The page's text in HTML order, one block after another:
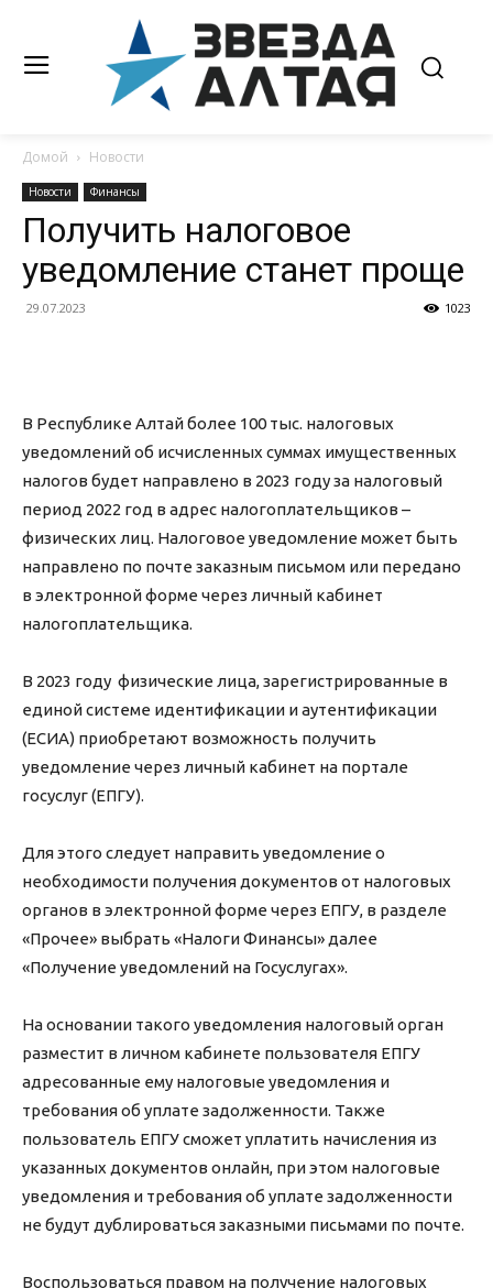
Домой Новости
Новости Финансы
Получить налоговое
уведомление станет проще
29.07.2023 1023
В Республике Алтай более 100 тыс. налоговых
уведомлений об исчисленных суммах имущественных
налогов будет направлено в 2023 году за налоговый
период 2022 год в адрес налогоплательщиков –
физических лиц. Налоговое уведомление может быть
направлено по почте заказным письмом или передано
в электронной форме через личный кабинет
налогоплательщика.
В 2023 году физические лица, зарегистрированные в
единой системе идентификации и аутентификации
(ЕСИА) приобретают возможность получить
уведомление через личный кабинет на портале
госуслуг (ЕПГУ).
Для этого следует направить уведомление о
необходимости получения документов от налоговых
органов в электронной форме через ЕПГУ, в разделе
«Прочее» выбрать «Налоги Финансы» далее
«Получение уведомлений на Госуслугах».
На основании такого уведомления налоговый орган
разместит в личном кабинете пользователя ЕПГУ
адресованные ему налоговые уведомления и
требования об уплате задолженности. Также
пользователь ЕПГУ сможет уплатить начисления из
указанных документов онлайн, при этом налоговые
уведомления и требования об уплате задолженности
не будут дублироваться заказными письмами по почте.
Воспользоваться правом на получение налоговых